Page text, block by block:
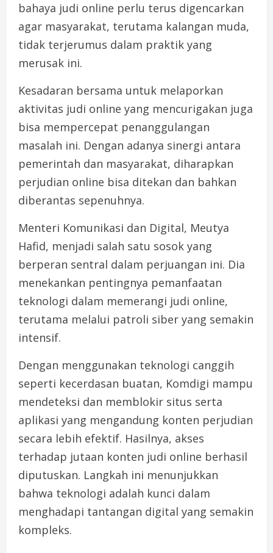
bahaya judi online perlu terus digencarkan
agar masyarakat, terutama kalangan muda,
tidak terjerumus dalam praktik yang
merusak ini.
Kesadaran bersama untuk melaporkan
aktivitas judi online yang mencurigakan juga
bisa mempercepat penanggulangan
masalah ini. Dengan adanya sinergi antara
pemerintah dan masyarakat, diharapkan
perjudian online bisa ditekan dan bahkan
diberantas sepenuhnya.
Menteri Komunikasi dan Digital, Meutya
Hafid, menjadi salah satu sosok yang
berperan sentral dalam perjuangan ini. Dia
menekankan pentingnya pemanfaatan
teknologi dalam memerangi judi online,
terutama melalui patroli siber yang semakin
intensif.
Dengan menggunakan teknologi canggih
seperti kecerdasan buatan, Komdigi mampu
mendeteksi dan memblokir situs serta
aplikasi yang mengandung konten perjudian
secara lebih efektif. Hasilnya, akses
terhadap jutaan konten judi online berhasil
diputuskan. Langkah ini menunjukkan
bahwa teknologi adalah kunci dalam
menghadapi tantangan digital yang semakin
kompleks.